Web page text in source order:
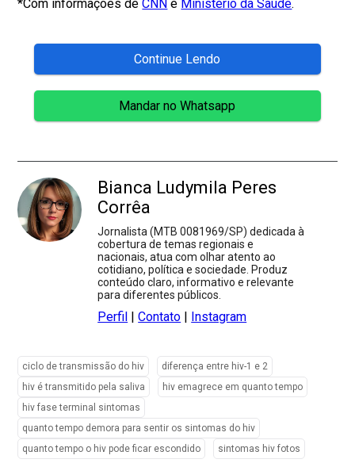
*Com informações deCNN e Ministério da Saúde.
Continue Lendo
Mandar no Whatsapp
Bianca Ludymila Peres
Corrêa
Jornalista (MTB 0081969/SP) dedicada à
cobertura de temas regionais e
nacionais, atua com olhar atento ao
cotidiano, política e sociedade. Produz
conteúdo claro, informativo e relevante
para diferentes públicos.
Perfil |Contato Instagram
ciclo de transmissão do hiv
diferença entre hiv-1 e 2
hiv é transmitido pela saliva
hiv emagrece em quanto tempo
hiv fase terminal sintomas
quanto tempo demora para sentir os sintomas do hiv
quanto tempo o hiv pode ficar escondido
sintomas hiv fotos